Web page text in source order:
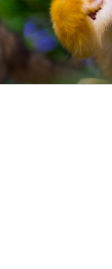
Inhalt
springen